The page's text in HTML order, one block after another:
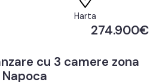
Harta
274.900€
cu 3 camere zona